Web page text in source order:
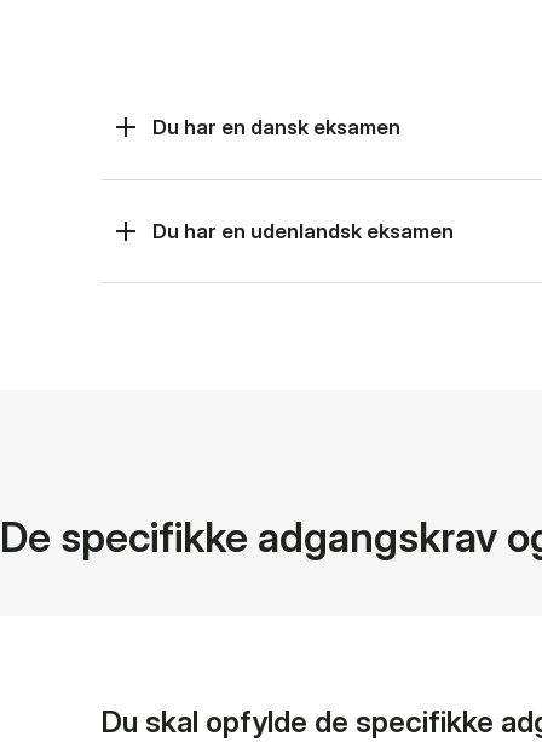
Du har en dansk eksamen
Du har en udenlandsk eksamen
De specifikke adgangskrav
Du skal opfylde de specifikke